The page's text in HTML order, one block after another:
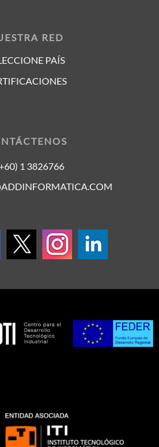
RED
PAÍS
1 3826766